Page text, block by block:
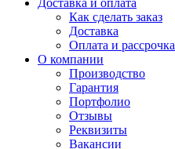
Доставка и оплата
Как сделать заказ
Доставка
Оплата и рассрочка
О компании
Производство
Гарантия
Портфолио
Отзывы
Реквизиты
Вакансии